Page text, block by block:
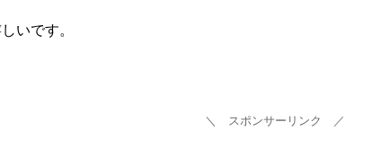
いです。
＼ スポンサーリンク ／